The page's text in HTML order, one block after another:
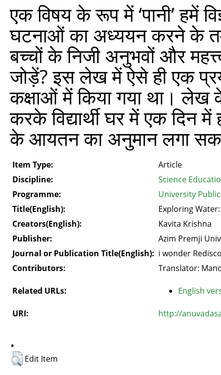
एक विषय के रूप में ‘पानी’ हमें
घटनाओं का अध्ययन करने के
बच्‍चों के निजी अनुभवों और
जोड़ें? इस लेख में ऐसे ही एक
कक्षाओं में किया गया था। लेख
करके विद्यार्थी घर में एक‍ दिन
के आयतन का अनुमान लगा
Item Type:
Article
Discipline:
Science
Programme:
University
Title(English):
Exploring
Creators(English):
Kavita Krishna
Publisher:
Azim Premji
Journal or Publication Title(English): i wonder
Contributors:
Translator:
Related URLs: English
URI: http://
.
Edit Item